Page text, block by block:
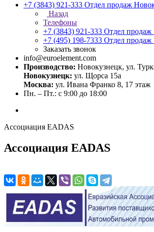
+7 (3843) 921-333 Отдел продаж
Назад
Телефоны
+7 (3843) 921-333 Отдел продаж
+7 (495) 198-7333 Отдел продаж
Заказать звонок
info@euroelement.com
Производство: Новокузнецк, ул.
Новокузнецк: ул. Щорса 15а
Москва: ул. Ивана Франко 8, 17 этаж
Пн. – Пт.: с 9:00 до 18:00
Ассоциация EADAS
Ассоциация EADAS